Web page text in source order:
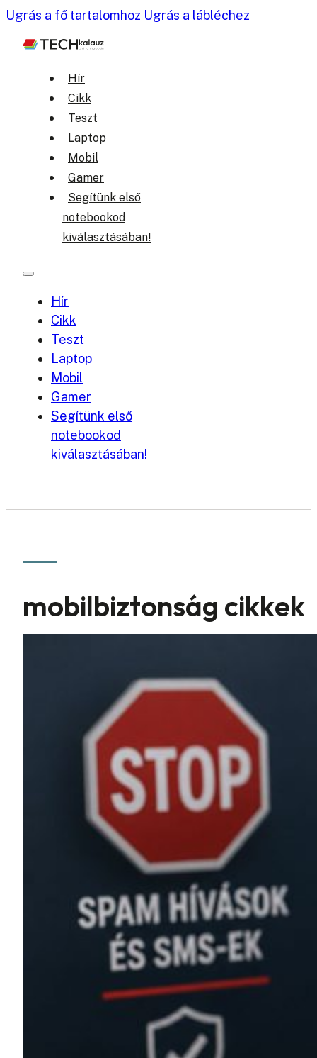
Ugrás a fő tartalomhoz Ugrás a lábléchez
Hír
Cikk
Teszt
Laptop
Mobil
Gamer
Segítünk első
notebookod
kiválasztásában!
Hír
Cikk
Teszt
Laptop
Mobil
Gamer
Segítünk első
notebookod
kiválasztásában!
mobilbiztonság cikkek